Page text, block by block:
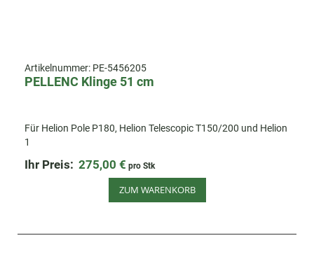
Artikelnummer: PE-5456205
PELLENC Klinge 51 cm
Für Helion Pole P180, Helion Telescopic T150/200 und Helion
1
Ihr Preis: 275,00 € pro Stk
ZUM WARENKORB